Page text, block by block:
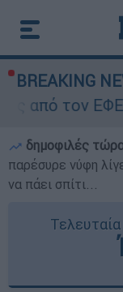
BREAKING
δημοφιλές
παρέσυρε νύφη
να πάει σπίτι...
Τελευταία